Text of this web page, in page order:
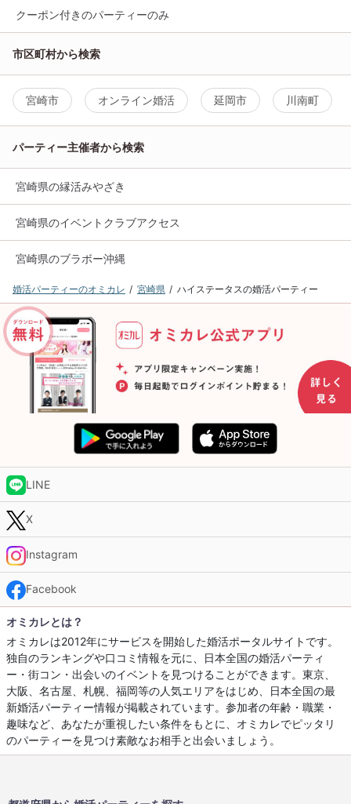
クーポン付きのパーティーのみ
市区町村から検索
宮崎市 オンライン婚活 延岡市 川南町
パーティー主催者から検索
宮崎県の縁活みやざき
宮崎県のイベントクラブアクセス
宮崎県のブラボー沖縄
婚活パーティーのオミカレ 宮崎県 ハイステータスの婚活パーティー
LINE
X
Instagram
Facebook
オミカレとは？
オミカレは2012年にサービスを開始した婚活ポータルサイトです。
独自のランキングや口コミ情報を元に、日本全国の婚活パーティ
ー・街コン・出会いのイベントを見つけることができます。東京、
大阪、名古屋、札幌、福岡等の人気エリアをはじめ、日本全国の最
新婚活パーティー情報が掲載されています。参加者の年齢・職業・
趣味など、あなたが重視したい条件をもとに、オミカレでピッタリ
のパーティーを見つけ素敵なお相手と出会いましょう。